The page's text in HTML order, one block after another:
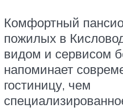
Комфортный
пожилых в
видом и сервисом
напоминает
гостиницу, чем